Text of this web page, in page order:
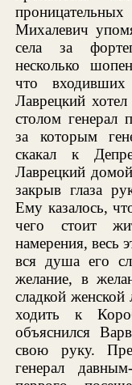
Михалевич
села за
несколько
что
Лаврецкий
столом генерал
за которым
скакал к
Лаврецкий
закрыв глаза
Ему казалось,
чего стоит
намерения, весь
вся душа его
желание, в
сладкой
ходить к
объяснился
свою руку.
генерал